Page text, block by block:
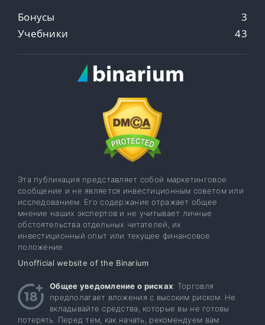
Бонусы
3
Учебники
43
Эта публикация представляет собой маркетинговое
сообщение и не является инвестиционным советом или
исследованием. Его содержание отражает общее
мнение наших экспертов и не учитывает личные
обстоятельства отдельных читателей, их
инвестиционный опыт или текущее финансовое
положение.
Unofficial website of the Binarium
Общее уведомление о рисках: Торговля
предполагает вложения с высоким риском. Не
вкладывайте средства, которые вы не готовы
потерять. Перед тем, как начать, рекомендуем вам